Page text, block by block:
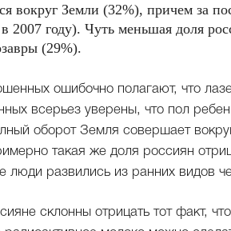
вокруг Земли (32%), причем за
2007 году). Чуть меньшая доля
(29%).
ошибочно полагают, что
всерьез уверены, что пол
оборот Земля совершает
такая же доля россиян
люди развились из ранних видов
склонны отрицать тот факт,